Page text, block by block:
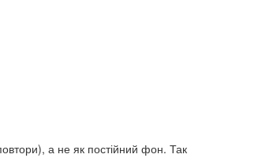
а не як постійний фон. Так